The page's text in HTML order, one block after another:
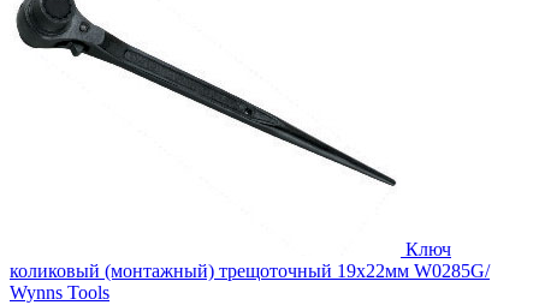
Ключ
коликовый (монтажный) трещоточный 19х22мм W0285G/
Wynns Tools